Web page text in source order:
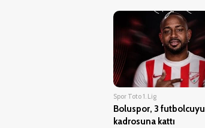
Spor Toto 1. Lig
Boluspor, 3 futbolcuyu
kadrosuna kattı